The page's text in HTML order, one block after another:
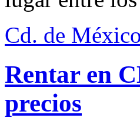
Cd. de México
Rentar en
precios